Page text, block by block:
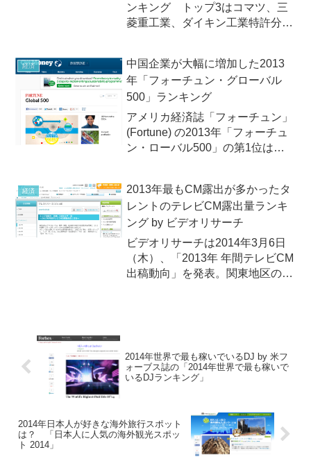
ンキング トップ3はコマツ、三
菱重工業、ダイキン工業特許分析
自に分類した「コマツ、三菱重工
業、ダイキン工業」業界の企業を
対象に、各社が保有する特...
経済
中国企業が大幅に増加した2013
年「フォーチュン・グローバル
500」ランキング
アメリカ経済誌「フォーチュン」
(Fortune) の2013年「フォーチュ
ン・ローバル500」の第1位はオ
経済誌「フォーチュン」
(Fortune) が2013年の「フォーチ
ュ...
経済
2013年最もCM露出が多かったタ
レントのテレビCM露出量ランキ
ング by ビデオリサーチ
ビデオリサーチは2014年3月6日
（木）、「2013年 年間テレビCM
出稿動向」を発表。関東地区の
2014年世界で最も稼いでいるDJ by 米フ
ォーブス誌の「2014年世界で最も稼いで
いるDJランキング」
2014年日本人が好きな海外旅行スポット
は？ 「日本人に人気の海外観光スポッ
ト 2014」